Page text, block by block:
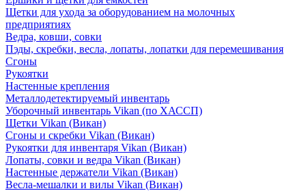
Щетки для ухода за оборудованием на молочных
предприятиях
Ведра, ковши, совки
Пэды, скребки, весла, лопаты, лопатки для перемешивания
Сгоны
Рукоятки
Настенные крепления
Металлодетектируемый инвентарь
Уборочный инвентарь Vikan (по ХАССП)
Щетки Vikan (Викан)
Сгоны и скребки Vikan (Викан)
Рукоятки для инвентаря Vikan (Викан)
Лопаты, совки и ведра Vikan (Викан)
Настенные держатели Vikan (Викан)
Весла-мешалки и вилы Vikan (Викан)